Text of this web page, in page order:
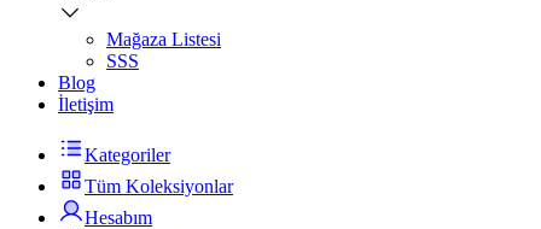
Mağaza Listesi
SSS
Blog
İletişim
Kategoriler
Tüm Koleksiyonlar
Hesabım